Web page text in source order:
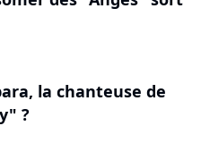
la chanteuse de
?